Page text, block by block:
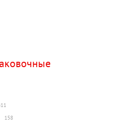
158